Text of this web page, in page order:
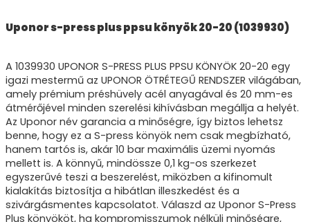
Uponor s-press plus ppsu könyök 20-20 (1039930)
A 1039930 UPONOR S-PRESS PLUS PPSU KÖNYÖK 20-20 egy
igazi mestermű az UPONOR ÖTRÉTEGŰ RENDSZER világában,
amely prémium préshüvely acél anyagával és 20 mm-es
átmérőjével minden szerelési kihívásban megállja a helyét.
Az Uponor név garancia a minőségre, így biztos lehetsz
benne, hogy ez a S-press könyök nem csak megbízható,
hanem tartós is, akár 10 bar maximális üzemi nyomás
mellett is. A könnyű, mindössze 0,1 kg-os szerkezet
egyszerűvé teszi a beszerelést, miközben a kifinomult
kialakítás biztosítja a hibátlan illeszkedést és a
szivárgásmentes kapcsolatot. Válaszd az Uponor S-Press
Plus könyököt, ha kompromisszumok nélküli minőségre,